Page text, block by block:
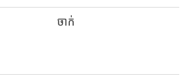
ចាក់